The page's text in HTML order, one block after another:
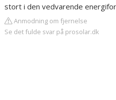
stort i den vedvarende
Anmodning om fjernelse
Se det fulde svar på prosolar.dk